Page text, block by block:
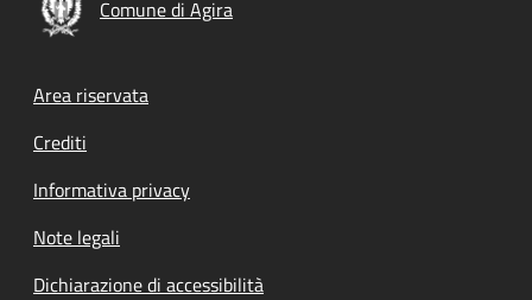
Comune di Agira
Footer menu
Area riservata
Crediti
Informativa privacy
Note legali
Dichiarazione di accessibilità